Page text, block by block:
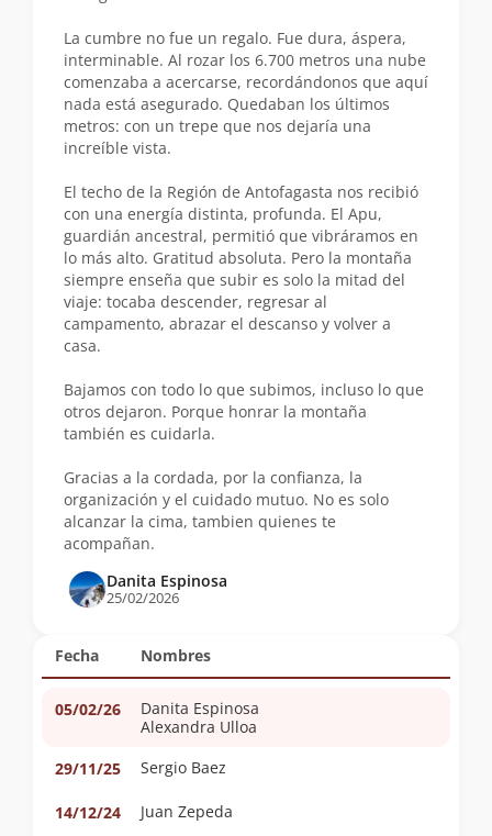
Fecha Nombres
05/02/26
Danita Espinosa
Alexandra Ulloa
29/11/25
Sergio Baez
14/12/24 Juan Zepeda
La cumbre no fue un regalo. Fue dura, áspera,
interminable. Al rozar los 6.700 metros una nube
comenzaba a acercarse, recordándonos que aquí
nada está asegurado. Quedaban los últimos
metros: con un trepe que nos dejaría una
increíble vista.
El techo de la Región de Antofagasta nos recibió
con una energía distinta, profunda. El Apu,
guardián ancestral, permitió que vibráramos en
lo más alto. Gratitud absoluta. Pero la montaña
siempre enseña que subir es solo la mitad del
viaje: tocaba descender, regresar al
campamento, abrazar el descanso y volver a
casa.
Bajamos con todo lo que subimos, incluso lo que
otros dejaron. Porque honrar la montaña
también es cuidarla.
Gracias a la cordada, por la confianza, la
organización y el cuidado mutuo. No es solo
alcanzar la cima, tambien quienes te
acompañan.
Danita Espinosa
25/02/2026